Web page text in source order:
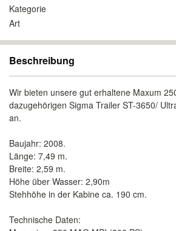
Kategorie
Art
Beschreibung
Wir bieten unsere gut erhaltene Maxum
dazugehörigen Sigma Trailer ST-3650/
an.
Baujahr: 2008.
Länge: 7,49 m.
Breite: 2,59 m.
Höhe über Wasser: 2,90m
Stehhöhe in der Kabine ca. 190 cm.
Technische Daten: